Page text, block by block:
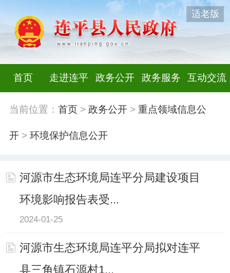
适老版
首页 走进连平 政务公开 政务服务 互动交流
当前位置： 首页> 政务公开> 重点领域信息公
开> 环境保护信息公开
河源市生态环境局连平分局建设项目
环境影响报告表受...
2024-01-25
河源市生态环境局连平分局拟对连平
县三角镇石源村1...